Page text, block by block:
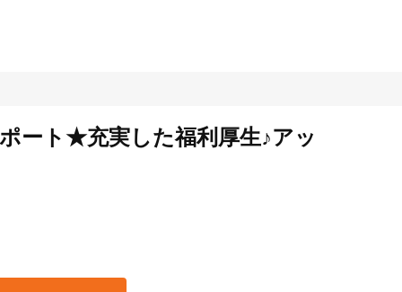
ート★充実した福利厚生♪アッ